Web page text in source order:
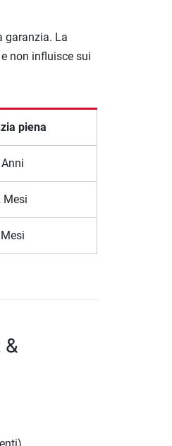
garanzia. La
non influisce sui
piena
Mesi
&